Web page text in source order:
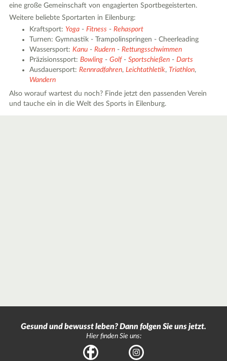
eine große Gemeinschaft von engagierten Sportbegeisterten.
Weitere beliebte Sportarten in Eilenburg:
Kraftsport: Yoga -Fitness -Rehasport
Turnen: Gymnastik - Trampolinspringen - Cheerleading
Wassersport:Kanu -Rudern -Rettungsschwimmen
Präzisionssport:Bowling -Golf-Sportschießen -Darts
Ausdauersport:Rennradfahren,Leichtathletik, Triathlon,
Wandern
Also worauf wartest du noch? Finde jetzt den passenden Verein
und tauche ein in die Welt des Sports in Eilenburg.
Gesund und bewusst leben? Dann folgen Sie uns jetzt.
Hier finden Sie uns:
Facebook Instagram